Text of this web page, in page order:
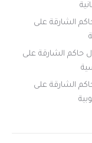
الشارقة على
حاكم الشارقة على
الشارقة على